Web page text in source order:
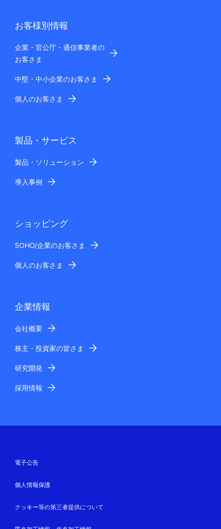
お客様別情報
企業・官公庁・通信事業者の
お客さま
中堅・中小企業のお客さま
個人のお客さま
製品・サービス
製品・ソリューション
導入事例
ショッピング
SOHO/企業のお客さま
個人のお客さま
企業情報
会社概要
株主・投資家の皆さま
研究開発
採用情報
電子公告
個人情報保護
クッキー等の第三者提供について